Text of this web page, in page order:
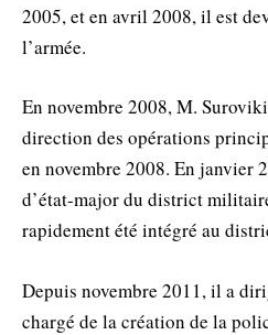
2005, et en avril 2008, il est
l’armée.
En novembre 2008, M.
direction des opérations
en novembre 2008. En janvier
d’état-major du district
rapidement été intégré au
Depuis novembre 2011, il a
chargé de la création de la